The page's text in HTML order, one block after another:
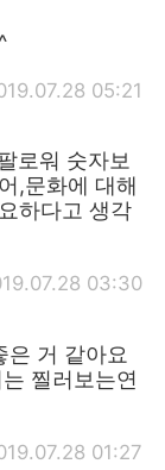
05:21
로워 숫자보
,문화에 대해
하다고 생각
03:30
은 거 같아요
찔러보는연
01:27